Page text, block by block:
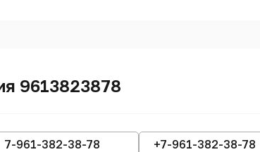
9613823878
7-961-382-38-78 +7-961-382-38-78